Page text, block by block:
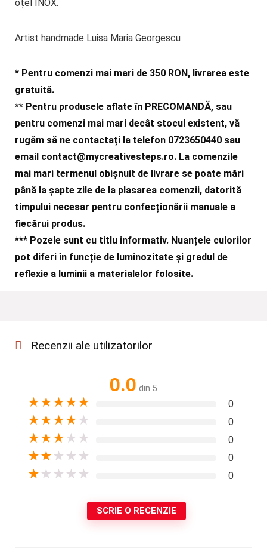
oțel INOX.
Artist handmade Luisa Maria Georgescu
* Pentru comenzi mai mari de 350 RON, livrarea este
gratuită.
** Pentru produsele aflate în PRECOMANDĂ, sau
pentru comenzi mai mari decât stocul existent, vă
rugăm să ne contactați la telefon 0723650440 sau
email contact@mycreativesteps.ro. La comenzile
mai mari termenul obișnuit de livrare se poate mări
până la șapte zile de la plasarea comenzii, datorită
timpului necesar pentru confecționării manuale a
fiecărui produs.
*** Pozele sunt cu titlu informativ. Nuanțele culorilor
pot diferi în funcție de luminozitate și gradul de
reflexie a luminii a materialelor folosite.
Recenzii ale utilizatorilor
0.0 din 5
★★★★★ 0
★★★★ ★ 0
★★★ ★ ★ 0
★★ ★ ★ ★ 0
★ ★ ★ ★ ★ 0
SCRIE O RECENZIE